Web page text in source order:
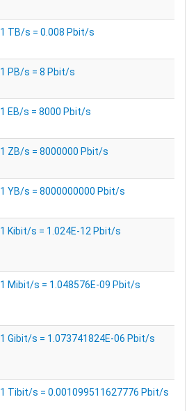
1 TB/s = 0.008 Pbit/s
1 PB/s = 8 Pbit/s
1 EB/s = 8000 Pbit/s
1 ZB/s = 8000000 Pbit/s
1 YB/s = 8000000000 Pbit/s
1 Kibit/s = 1.024E-12 Pbit/s
1 Mibit/s = 1.048576E-09 Pbit/s
1 Gibit/s = 1.073741824E-06 Pbit/s
1 Tibit/s = 0.001099511627776 Pbit/s